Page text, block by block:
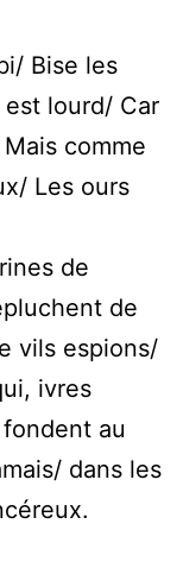
Bise les
lourd/ Car
comme
Les ours
de
de
vils espions/
ivres
au
dans les